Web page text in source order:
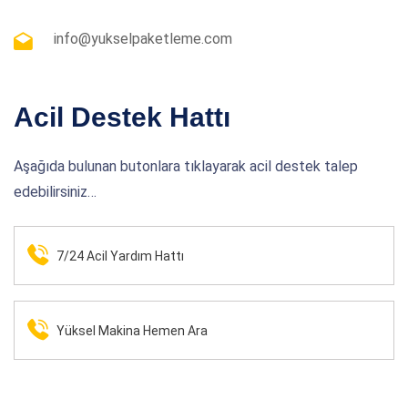
info@yukselpaketleme.com
Acil Destek Hattı
Aşağıda bulunan butonlara tıklayarak acil destek talep
edebilirsiniz…
7/24 Acil Yardım Hattı
Yüksel Makina Hemen Ara